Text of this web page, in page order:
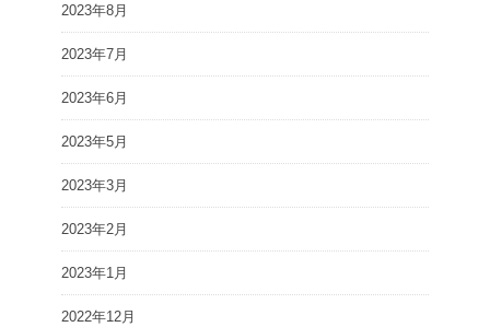
2023年8月
2023年7月
2023年6月
2023年5月
2023年3月
2023年2月
2023年1月
2022年12月